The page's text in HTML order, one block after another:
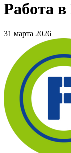
Работа
31 марта 2026